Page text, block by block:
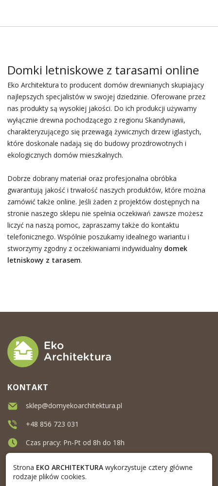
Domki letniskowe z tarasami online
Eko Architektura to producent domów drewnianych skupiający
najlepszych specjalistów w swojej dziedzinie. Oferowane przez
nas produkty są wysokiej jakości. Do ich produkcji używamy
wyłącznie drewna pochodzącego z regionu Skandynawii,
charakteryzującego się przewagą żywicznych drzew iglastych,
które doskonale nadają się do budowy prozdrowotnych i
ekologicznych domów mieszkalnych.
Dobrze dobrany materiał oraz profesjonalna obróbka
gwarantują jakość i trwałość naszych produktów, które można
zamówić także online. Jeśli żaden z projektów dostępnych na
stronie naszego sklepu nie spełnia oczekiwań zawsze możesz
liczyć na naszą pomoc, zapraszamy także do kontaktu
telefonicznego. Wspólnie poszukamy idealnego wariantu i
stworzymy zgodny z oczekiwaniami indywidualny domek
letniskowy z tarasem.
KONTAKT
sklep@domyekoarchitektura.pl
+48 856 723 031
Czas pracy: Pn-Pt od 8h do 18h
Strona EKO ARCHITEKTURAwykorzystuje cztery główne
rodzaje plików cookies.